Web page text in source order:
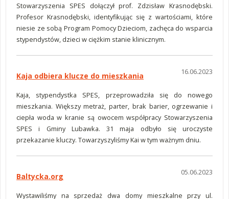
Stowarzyszenia SPES dołączył prof. Zdzisław Krasnodębski.
Profesor Krasnodębski, identyfikując się z wartościami, które
niesie ze sobą Program Pomocy Dzieciom, zachęca do wsparcia
stypendystów, dzieci w ciężkim stanie klinicznym.
16.06.2023
Kaja odbiera klucze do mieszkania
Kaja, stypendystka SPES, przeprowadziła się do nowego
mieszkania. Większy metraż, parter, brak barier, ogrzewanie i
ciepła woda w kranie są owocem współpracy Stowarzyszenia
SPES i Gminy Lubawka. 31 maja odbyło się uroczyste
przekazanie kluczy. Towarzyszyliśmy Kai w tym ważnym dniu.
05.06.2023
Baltycka.org
Wystawiliśmy na sprzedaż dwa domy mieszkalne przy ul.